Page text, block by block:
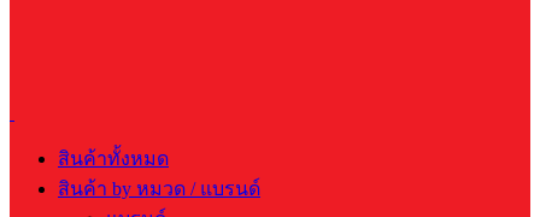
สินค้าทั้งหมด
สินค้า by หมวด / แบรนด์